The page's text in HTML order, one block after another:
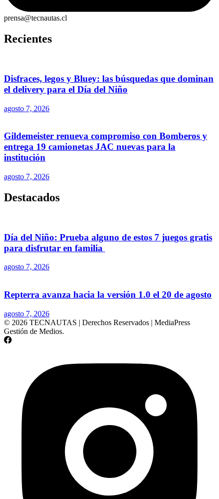
prensa@tecnautas.cl
Recientes
Disfraces, legos y Bluey: las búsquedas que dominan
el delivery para el Día del Niño
agosto 7, 2026
Gildemeister renueva compromiso con Bomberos y
entrega 19 camionetas JAC nuevas para la
institución
agosto 7, 2026
Destacados
Día del Niño: Prueba alguno de estos 7 juegos gratis
para disfrutar en familia
agosto 7, 2026
Repterra avanza hacia la versión 1.0 el 20 de agosto
agosto 7, 2026
© 2026 TECNAUTAS | Derechos Reservados | MediaPress
Gestión de Medios.